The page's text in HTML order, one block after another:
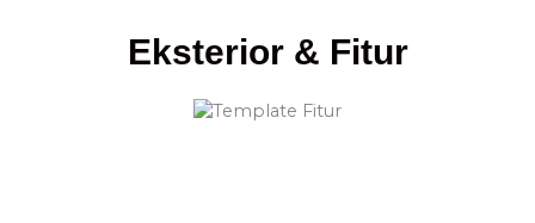
Eksterior & Fitur